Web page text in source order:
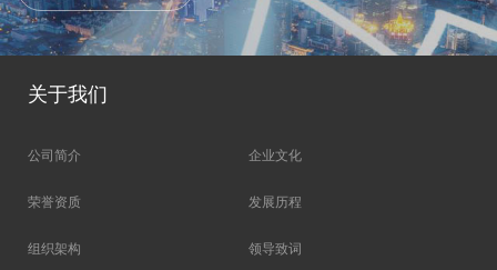
关于我们
公司简介 企业文化
荣誉资质 发展历程
组织架构 领导致词